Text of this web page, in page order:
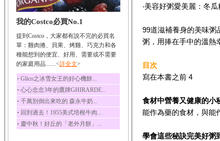
我的Costco必買No.1
提到Costco，大家都有說不完的必買名
單：雞肉捲、貝果、烤雞、巧克力和各
種能想到的便宜、好用、需要或不需要
的家庭用品.......<詳全文>
‧ Glico之冰雪女王的好心機餅...
‧ 心心念念3年的鷹牌GHIRARDE...
‧ 千萬別倒出來吃的 森永牛奶...
‧ 回到過去！1955美式培根牛肉...
‧ 慶中秋！好丘的「老外月餅」...
‧美容好粥愛美麗：冬
99道滋補養身的美味粥
粥， 用捧在手中的溫熱
目次
寫在本書之前 4
食材中營養又健康的小
能作為藥的食材，與能
學會這些秘訣完美好粥